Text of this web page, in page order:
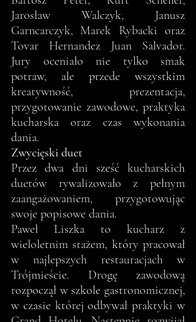
Jarosław Walczyk, Janusz
Garncarczyk, Marek Rybacki oraz
Tovar Hernandez Juan Salvador.
Jury oceniało nie tylko smak
potraw, ale przede wszystkim
kreatywność, prezentacja,
przygotowanie zawodowe, praktyka
kucharska oraz czas wykonania
dania.
Zwycięski duet
Przez dwa dni sześć kucharskich
duetów rywalizowało z pełnym
zaangażowaniem, przygotowując
swoje popisowe dania.
Paweł Liszka to kucharz z
wieloletnim stażem, który pracował
w najlepszych restauracjach w
Trójmieście. Drogę zawodową
rozpoczął w szkole gastronomicznej,
w czasie której odbywał praktyki w